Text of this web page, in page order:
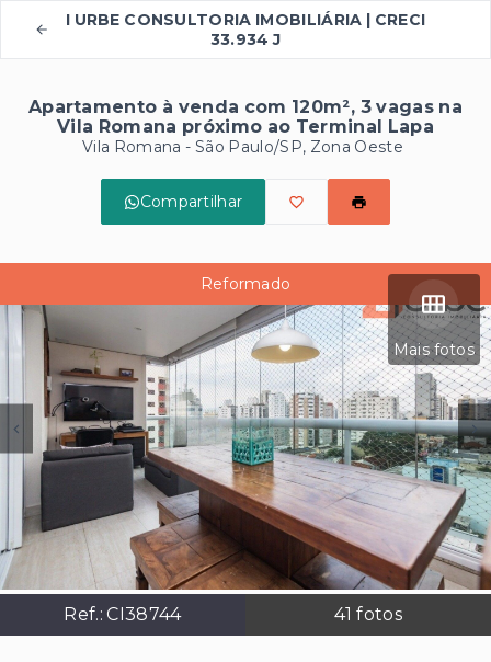
I URBE CONSULTORIA IMOBILIÁRIA | CRECI
33.934 J
Apartamento à venda com 120m², 3 vagas na
Vila Romana próximo ao Terminal Lapa
Vila Romana - São Paulo/SP, Zona Oeste
Compartilhar
Mais fotos
Ref.:CI38744 41 fotos
Reformado